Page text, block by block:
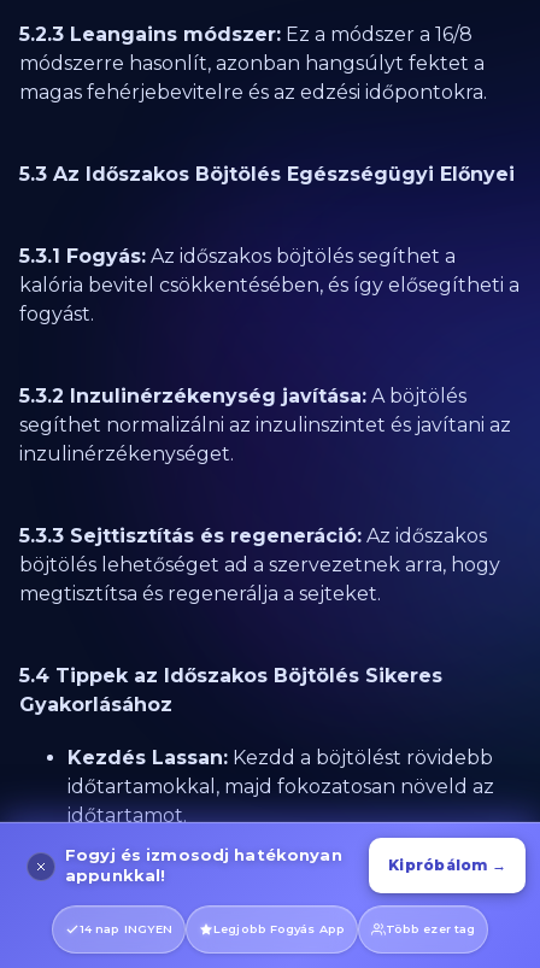
5.2.3 Leangains módszer: Ez a módszer a 16/8
módszerre hasonlít, azonban hangsúlyt fektet a
magas fehérjebevitelre és az edzési időpontokra.
5.3 Az Időszakos Böjtölés Egészségügyi Előnyei
5.3.1 Fogyás: Az időszakos böjtölés segíthet a
kalória bevitel csökkentésében, és így elősegítheti a
fogyást.
5.3.2 Inzulinérzékenység javítása: A böjtölés
segíthet normalizálni az inzulinszintet és javítani az
inzulinérzékenységet.
5.3.3 Sejttisztítás és regeneráció: Az időszakos
böjtölés lehetőséget ad a szervezetnek arra, hogy
megtisztítsa és regenerálja a sejteket.
5.4 Tippek az Időszakos Böjtölés Sikeres
Gyakorlásához
Kezdés Lassan: Kezdd a böjtölést rövidebb
időtartamokkal, majd fokozatosan növeld az
időtartamot.
Igyál Sok Vizet: A vízfogyasztás segíthet
csökkenteni az éhségérzetet és támogatja a
szervezet tisztulási folyamatait.
Figyelj a Tested Jelzéseire:
Hallgasd meg a
Fogyj és izmosodj hatékonyan
appunkkal!
Kipróbálom →
14 nap INGYEN Legjobb Fogyás App Több ezer tag